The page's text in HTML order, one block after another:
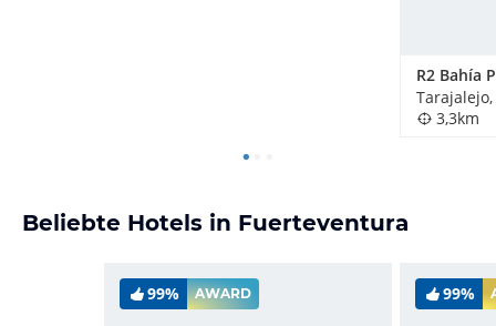
3,3km
Beliebte Hotels in Fuerteventura
99% AWARD 99%